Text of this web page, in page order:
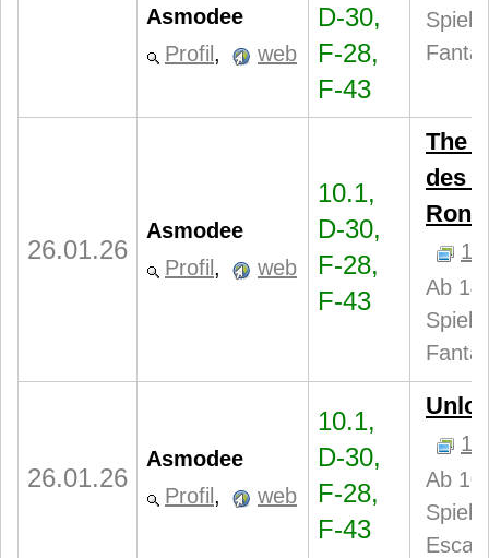
Asmodee
Profil , web
D-30,
F-28,
F-43
26.01.26
Asmodee
Profil , web
10.1,
D-30,
F-28,
F-43
The
des
1
Ab 14
26.01.26
Asmodee
Profil , web
10.1,
D-30,
F-28,
F-43
1
Ab 10